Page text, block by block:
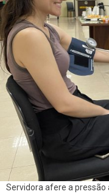
Servidora afere a pressão